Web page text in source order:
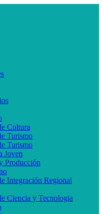
Cultura
Turismo
Turismo
Joven
Producción
Integración Regional
Ciencia y Tecnologia